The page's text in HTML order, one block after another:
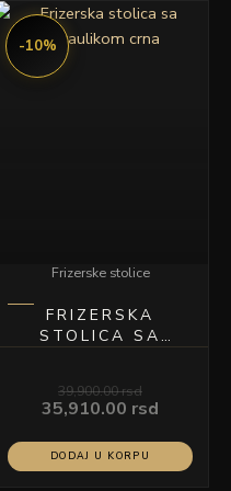
rsd.
-10%
Frizerske stolice
FRIZERSKA
STOLICA SA
39,900.00rsd
Originalna
cena
je
bila:
35,910.00 rsd
cena
je:
DODAJ U KORPU